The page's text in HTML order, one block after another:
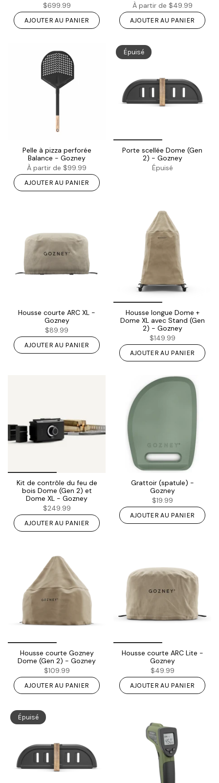
$699.99
AJOUTER AU PANIER
À partir de $49.99
AJOUTER AU PANIER
Pelle à pizza perforée
Balance - Gozney
À partir de $99.99
AJOUTER AU PANIER
Épuisé
Porte scellée Dome (Gen
2) - Gozney
Épuisé
Housse courte ARC XL -
Gozney
$89.99
AJOUTER AU PANIER
Housse longue Dome +
Dome XL avec Stand (Gen
2) - Gozney
$149.99
AJOUTER AU PANIER
Kit de contrôle du feu de
bois Dome (Gen 2) et
Dome XL - Gozney
$249.99
AJOUTER AU PANIER
Grattoir (spatule) -
Gozney
$19.99
AJOUTER AU PANIER
Housse courte Gozney
Dome (Gen 2) - Gozney
$109.99
AJOUTER AU PANIER
Housse courte ARC Lite -
Gozney
$49.99
AJOUTER AU PANIER
Épuisé